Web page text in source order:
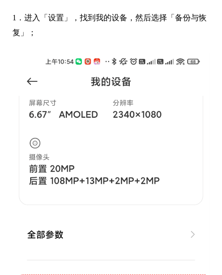
1．进入「设置」，找到我的设备，然后选择「备份与恢
复」；